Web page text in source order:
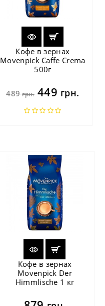
Кофе в зернах
Movenpick Caffe Crema
500г
489грн.449 грн.
Кофе в зернах
Movenpick Der
Himmlische 1 кг